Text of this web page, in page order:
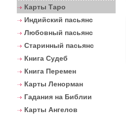
Карты Таро
Индийский пасьянс
Любовный пасьянс
Старинный пасьянс
Книга Судеб
Книга Перемен
Карты Ленорман
Гадания на Библии
Карты Ангелов